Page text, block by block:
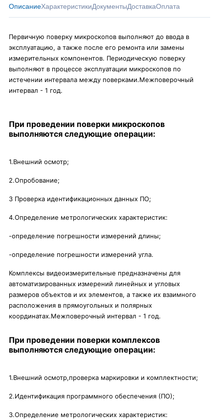
ОписаниеХарактеристикиДокументыДоставкаОплата
Первичную поверку микроскопов выполняют до ввода в
эксплуатацию, а также после его ремонта или замены
измерительных компонентов. Периодическую поверку
выполняют в процессе эксплуатации микроскопов по
истечении интервала между поверками.Межповерочный
интервал - 1 год.
При проведении поверки микроскопов
выполняются следующие операции:
1.Внешний осмотр;
2.Опробование;
3 Проверка идентификационных данных ПО;
4.Определение метрологических характеристик:
-определение погрешности измерений длины;
-определение погрешности измерений угла.
Комплексы видеоизмерительные предназначены для
автоматизированных измерений линейных и угловых
размеров объектов и их элементов, а также их взаимного
расположения в прямоугольных и полярных
координатах.Межповерочный интервал - 1 год.
При проведении поверки комплексов
выполняются следующие операции:
1.Внешний осмотр,проверка маркировки и комплектности;
2.Идентификация программного обеспечения (ПО);
3.Определение метрологических характеристик: